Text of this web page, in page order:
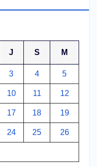
J S M
3 4 5
10 11 12
17 18 19
24 25 26